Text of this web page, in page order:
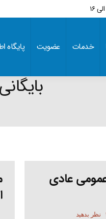
خدمات عضویت پایگاه
عادی
نظر بدهید